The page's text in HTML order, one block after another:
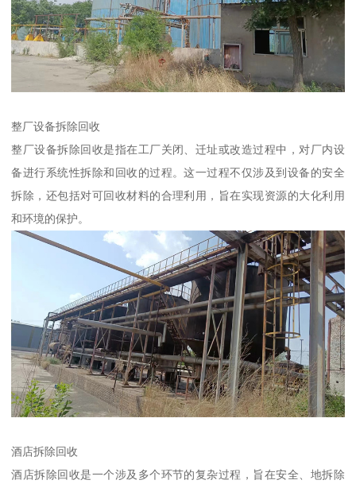
整厂设备拆除回收
整厂设备拆除回收是指在工厂关闭、迁址或改造过程中，对厂内设
备进行系统性拆除和回收的过程。这一过程不仅涉及到设备的安全
拆除，还包括对可回收材料的合理利用，旨在实现资源的大化利用
和环境的保护。
酒店拆除回收
酒店拆除回收是一个涉及多个环节的复杂过程，旨在安全、地拆除